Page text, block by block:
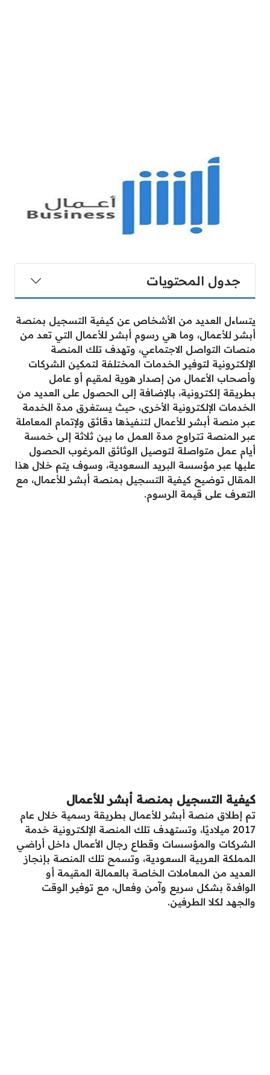
جدول المحتويات
يتساءل العديد من الأشخاص عن كيفية التسجيل بمنصة
أبشر للأعمال، وما هي رسوم أبشر للأعمال التي تعد من
منصات التواصل الاجتماعي، وتهدف تلك المنصة
الإلكترونية لتوفير الخدمات المختلفة لتمكين الشركات
وأصحاب الأعمال من إصدار هوية لمقيم أو عامل
بطريقة إلكترونية، بالإضافة إلى الحصول على العديد من
الخدمات الإلكترونية الأخرى، حيث يستغرق مدة الخدمة
عبر منصة أبشر للأعمال لتنفيذها دقائق ولإتمام المعاملة
عبر المنصة تتراوح مدة العمل ما بين ثلاثة إلى خمسة
أيام عمل متواصلة لتوصيل الوثائق المرغوب الحصول
عليها عبر مؤسسة البريد السعودية، وسوف يتم خلال هذا
المقال توضيح كيفية التسجيل بمنصة أبشر للأعمال، مع
التعرف على قيمة الرسوم.
كيفية التسجيل بمنصة أبشر للأعمال
تم إطلاق منصة أبشر للأعمال بطريقة رسمية خلال عام
2017 ميلاديًا، وتستهدف تلك المنصة الإلكترونية خدمة
الشركات والمؤسسات وقطاع رجال الأعمال داخل أراضي
المملكة العربية السعودية، وتسمح تلك المنصة بإنجاز
العديد من المعاملات الخاصة بالعمالة المقيمة أو
الوافدة بشكل سريع وآمن وفعال، مع توفير الوقت
والجهد لكلا الطرفين.